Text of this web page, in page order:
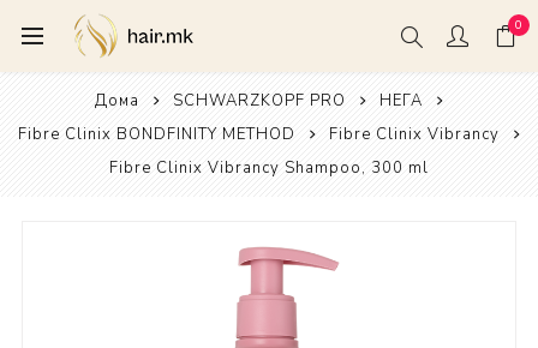
0
Дома SCHWARZKOPF PRO
НЕГА
Fibre Clinix BONDFINITY METHOD
Fibre Clinix Vibrancy
Fibre Clinix Vibrancy Shampoo, 300 ml